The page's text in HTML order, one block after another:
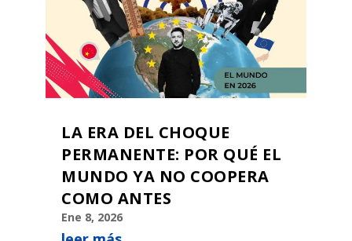
LA ERA DEL CHOQUE
PERMANENTE: POR QUÉ EL
MUNDO YA NO COOPERA
COMO ANTES
Ene 8, 2026